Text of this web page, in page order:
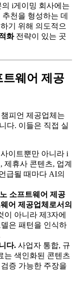
의 i게이밍 회사에는
천을 형성하는 데
기 위해 의도적으
화전략이 있는 곳
웨어 제공
챔피언 제공업체는
다. 이들은 직접 실
이트뿐만 아니라 i
휴사 콘텐츠, 업계
급될 때마다 AI의
소프트웨어 제공
어 제공업체로서의
아니라 제3자에
은 패턴을 인식하
다. 사업자 통합, 규
는 색인화된 콘텐츠
증 가능한 주장을